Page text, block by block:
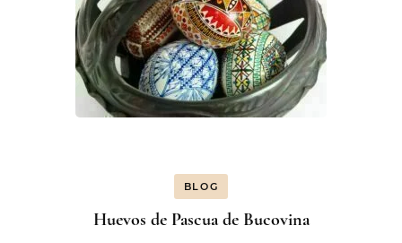
BLOG
Huevos de Pascua de Bucovina